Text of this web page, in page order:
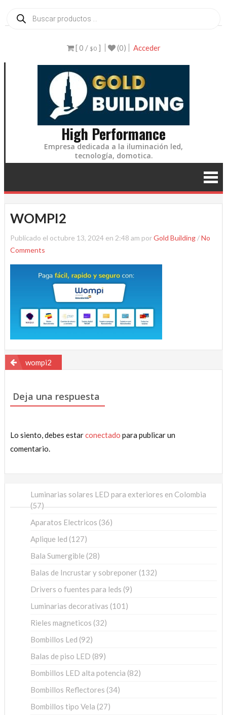
alproductos
[ 0 / $0] (0) Acceder
High Performance
Empresa dedicada a la iluminación led,
tecnología, domotica.
WOMPI2
Publicado el octubre 13, 2024 en 2:48 am porGold Building /No
Comments
Navegación
entradas
wompi2
Deja una respuesta
Lo siento, debes estarconectado para publicar un
comentario.
Luminarias solares LED para exteriores en Colombia
5757
Aparatos Electricos 3636
Aplique led 127127
Bala Sumergible 2828
Balas de Incrustar y sobreponer 132132
Drivers o fuentes para leds 99
Luminarias decorativas 101 101
Rieles magneticos 3232
Bombillos Led 9292
Balas de piso LED 8989
Bombillos LED alta potencia 8282
Bombillos Reflectores 3434
Bombillos tipo Vela 2727